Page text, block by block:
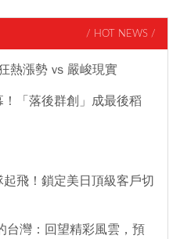
/ HOT NEWS /
熱漲勢 vs 嚴峻現實
「落後群創」成最後稻
飛！鎖定美日頂級客戶切
台灣：回望精彩風雲，預